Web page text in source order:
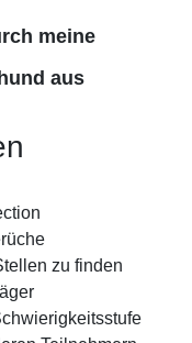
meine
aus
zu finden